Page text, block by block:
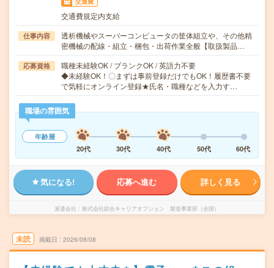
交通費規定内支給
仕事内容
透析機械やスーパーコンピュータの筐体組立や、その他精
密機械の配線・組立・梱包・出荷作業全般【取扱製品…
応募資格
職種未経験OK / ブランクOK / 英語力不要
◆未経験OK！〇まずは事前登録だけでもOK！履歴書不要
で気軽にオンライン登録★氏名・職種などを入力す…
職場の雰囲気
年齢層
20代
30代 40代 50代 60代
気になる! 応募へ進む 詳しく見る
派遣会社 株式会社綜合キャリアオプション 製造事業部（全国）
未読 掲載日 2026/08/08